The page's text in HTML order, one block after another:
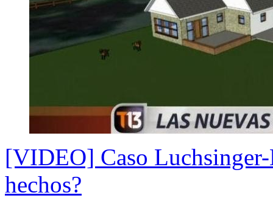
[VIDEO] Caso
hechos?